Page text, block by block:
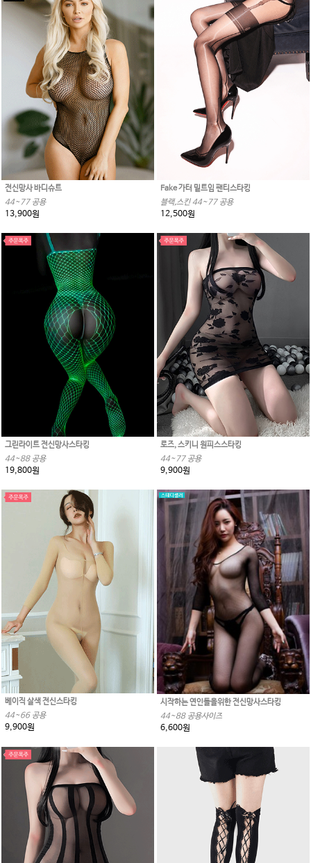
전신망사 바디슈트
44~77 공용
13,900원
Fake 가터 밑트임 팬티스타킹
블랙,스킨 44~77 공용
12,500원
그린라이트 전신망사스타킹
44~88 공용
19,800원
로즈, 스키니 원피스스타킹
44~77 공용
9,900원
베이직 살색 전신스타킹
44~66 공용
9,900원
시작하는 연인들을위한 전신망사스타킹
44~88 공용사이즈
6,600원